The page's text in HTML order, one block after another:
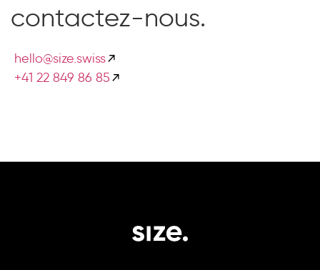
contactez-nous.
hello@size.swiss
+41 22 849 86 85